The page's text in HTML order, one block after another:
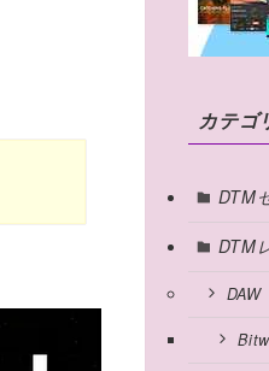
カテゴ
DTM
DTM
DAW